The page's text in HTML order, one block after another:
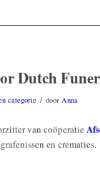
Dutch
categorie / door Anna
van coöperatie
en crematies.